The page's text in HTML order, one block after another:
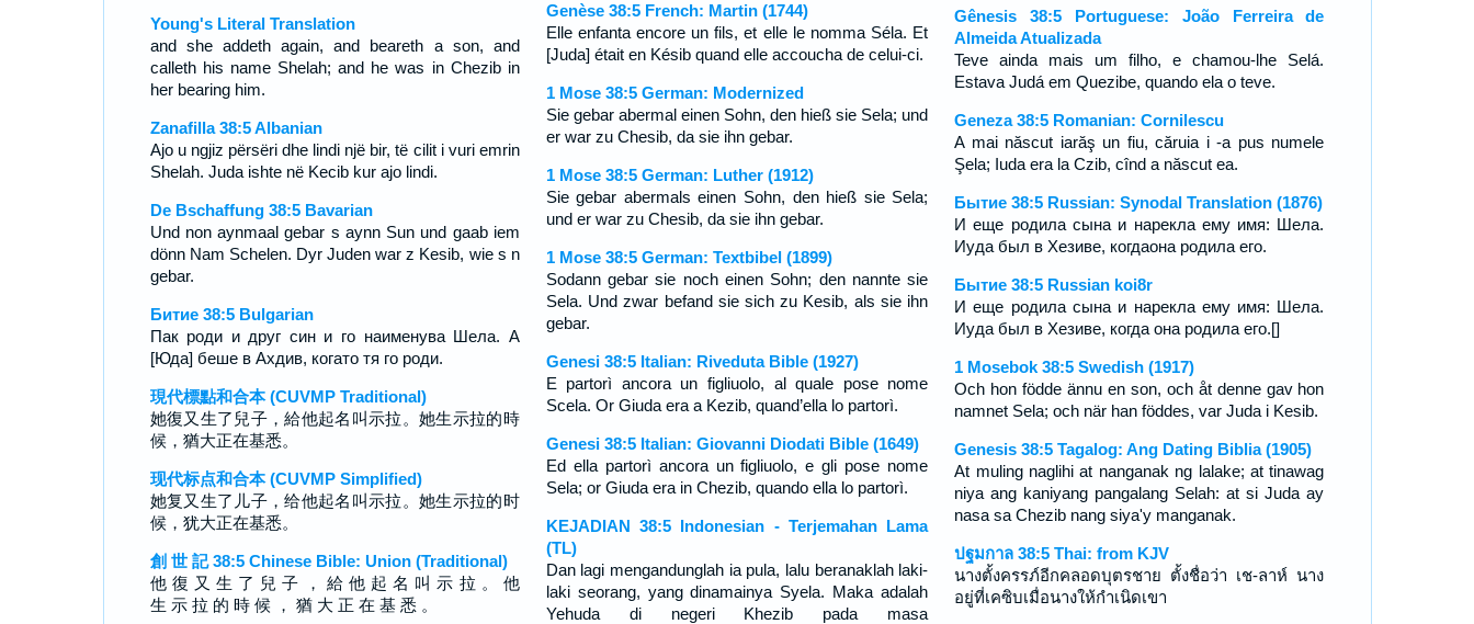
Young's Literal Translation
and she addeth again, and beareth a son, and
calleth his name Shelah; and he was in Chezib in
her bearing him.
Zanafilla 38:5 Albanian
Ajo u ngjiz përsëri dhe lindi një bir, të cilit i vuri emrin
Shelah. Juda ishte në Kecib kur ajo lindi.
De Bschaffung 38:5 Bavarian
Und non aynmaal gebar s aynn Sun und gaab iem
dönn Nam Schelen. Dyr Juden war z Kesib, wie s n
gebar.
Битие 38:5 Bulgarian
Пак роди и друг син и го наименува Шела. А
[Юда] беше в Ахдив, когато тя го роди.
現代標點和合本 (CUVMP Traditional)
她復又生了兒子，給他起名叫示拉。她生示拉的時
候，猶大正在基悉。
现代标点和合本 (CUVMP Simplified)
她复又生了儿子，给他起名叫示拉。她生示拉的时
候，犹大正在基悉。
創 世 記 38:5 Chinese Bible: Union (Traditional)
他 復 又 生 了 兒 子 ， 給 他 起 名 叫 示 拉 。 他
生 示 拉 的 時 候 ， 猶 大 正 在 基 悉 。
Genèse 38:5 French: Martin (1744)
Elle enfanta encore un fils, et elle le nomma Séla. Et
[Juda] était en Késib quand elle accoucha de celui-ci.
1 Mose 38:5 German: Modernized
Sie gebar abermal einen Sohn, den hieß sie Sela; und
er war zu Chesib, da sie ihn gebar.
1 Mose 38:5 German: Luther (1912)
Sie gebar abermals einen Sohn, den hieß sie Sela;
und er war zu Chesib, da sie ihn gebar.
1 Mose 38:5 German: Textbibel (1899)
Sodann gebar sie noch einen Sohn; den nannte sie
Sela. Und zwar befand sie sich zu Kesib, als sie ihn
gebar.
Genesi 38:5 Italian: Riveduta Bible (1927)
E partorì ancora un figliuolo, al quale pose nome
Scela. Or Giuda era a Kezib, quand’ella lo partorì.
Genesi 38:5 Italian: Giovanni Diodati Bible (1649)
Ed ella partorì ancora un figliuolo, e gli pose nome
Sela; or Giuda era in Chezib, quando ella lo partorì.
KEJADIAN 38:5 Indonesian - Terjemahan Lama
(TL)
Dan lagi mengandunglah ia pula, lalu beranaklah laki-
laki seorang, yang dinamainya Syela. Maka adalah
Yehuda di negeri Khezib pada masa
Gênesis 38:5 Portuguese: João Ferreira de
Almeida Atualizada
Teve ainda mais um filho, e chamou-lhe Selá.
Estava Judá em Quezibe, quando ela o teve.
Geneza 38:5 Romanian: Cornilescu
A mai născut iarăş un fiu, căruia i -a pus numele
Şela; Iuda era la Czib, cînd a născut ea.
Бытие 38:5 Russian: Synodal Translation (1876)
И еще родила сына и нарекла ему имя: Шела.
Иуда был в Хезиве, когдаона родила его.
Бытие 38:5 Russian koi8r
И еще родила сына и нарекла ему имя: Шела.
Иуда был в Хезиве, когда она родила его.[]
1 Mosebok 38:5 Swedish (1917)
Och hon födde ännu en son, och åt denne gav hon
namnet Sela; och när han föddes, var Juda i Kesib.
Genesis 38:5 Tagalog: Ang Dating Biblia (1905)
At muling naglihi at nanganak ng lalake; at tinawag
niya ang kaniyang pangalang Selah: at si Juda ay
nasa sa Chezib nang siya'y manganak.
ปฐมกาล 38:5 Thai: from KJV
นางตั้งครรภ์อีกคลอดบุตรชาย ตั้งชื่อว่า เช-ลาห์ นาง
อยู่ที่เคซิบเมื่อนางให้กำเนิดเขา